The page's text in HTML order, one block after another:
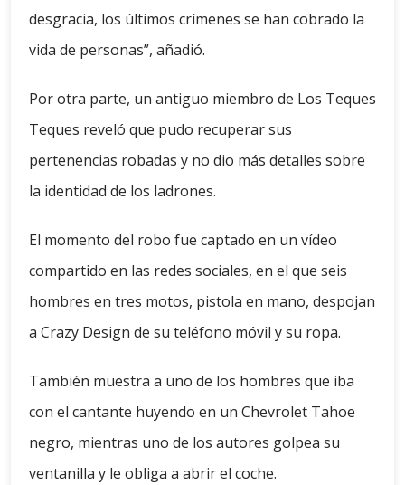
desgracia, los últimos crímenes se han cobrado la
vida de personas”, añadió.
Por otra parte, un antiguo miembro de Los Teques
Teques reveló que pudo recuperar sus
pertenencias robadas y no dio más detalles sobre
la identidad de los ladrones.
El momento del robo fue captado en un vídeo
compartido en las redes sociales, en el que seis
hombres en tres motos, pistola en mano, despojan
a Crazy Design de su teléfono móvil y su ropa.
También muestra a uno de los hombres que iba
con el cantante huyendo en un Chevrolet Tahoe
negro, mientras uno de los autores golpea su
ventanilla y le obliga a abrir el coche.